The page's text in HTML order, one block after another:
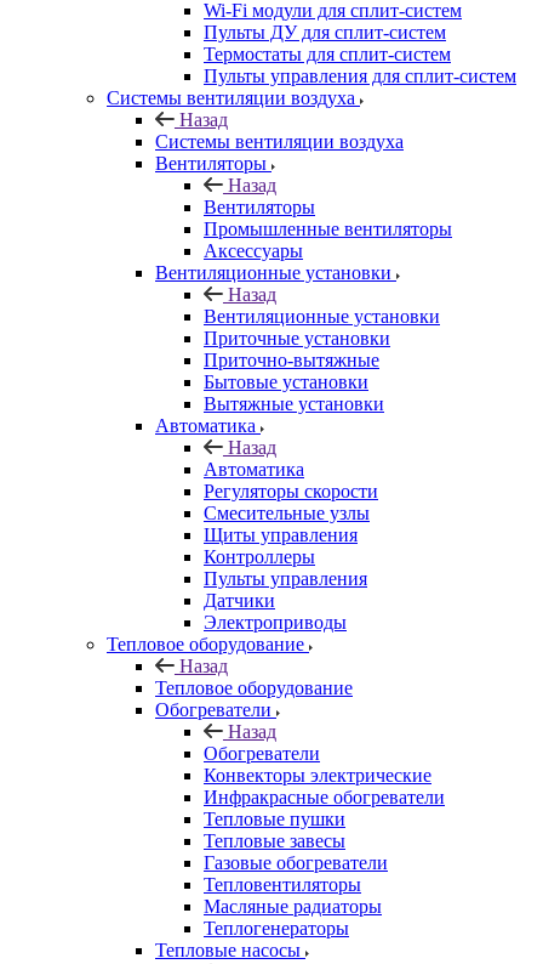
Wi-Fi модули для сплит-систем
Пульты ДУ для сплит-систем
Термостаты для сплит-систем
Пульты управления для сплит-систем
Системы вентиляции воздуха
Назад
Системы вентиляции воздуха
Вентиляторы
Назад
Вентиляторы
Промышленные вентиляторы
Аксессуары
Вентиляционные установки
Назад
Вентиляционные установки
Приточные установки
Приточно-вытяжные
Бытовые установки
Вытяжные установки
Автоматика
Назад
Автоматика
Регуляторы скорости
Смесительные узлы
Щиты управления
Контроллеры
Пульты управления
Датчики
Электроприводы
Тепловое оборудование
Назад
Тепловое оборудование
Обогреватели
Назад
Обогреватели
Конвекторы электрические
Инфракрасные обогреватели
Тепловые пушки
Тепловые завесы
Газовые обогреватели
Тепловентиляторы
Масляные радиаторы
Теплогенераторы
Тепловые насосы